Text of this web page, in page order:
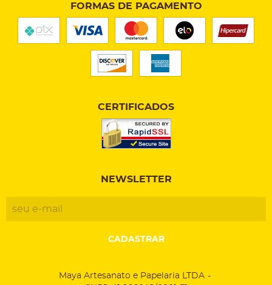
FORMAS DE PAGAMENTO
CERTIFICADOS
NEWSLETTER
CADASTRAR
Maya Artesanato e Papelaria LTDA